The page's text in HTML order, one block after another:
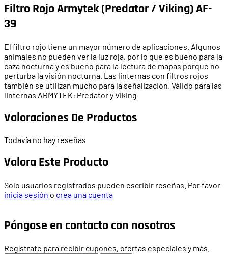
Filtro Rojo Armytek (Predator / Viking) AF-
39
El filtro rojo tiene un mayor número de aplicaciones. Algunos
animales no pueden ver la luz roja, por lo que es bueno para la
caza nocturna y es bueno para la lectura de mapas porque no
perturba la visión nocturna. Las linternas con filtros rojos
también se utilizan mucho para la señalización. Válido para las
linternas ARMYTEK: Predator y Viking
Valoraciones De Productos
Todavía no hay reseñas
Valora Este Producto
Solo usuarios registrados pueden escribir reseñas. Por favor
inicia sesión o crea una cuenta
Póngase en contacto con nosotros
Regístrate para recibir cupones, ofertas especiales y más.